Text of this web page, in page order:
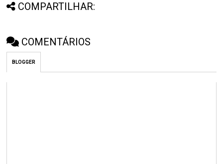
COMPARTILHAR:
COMENTÁRIOS
BLOGGER